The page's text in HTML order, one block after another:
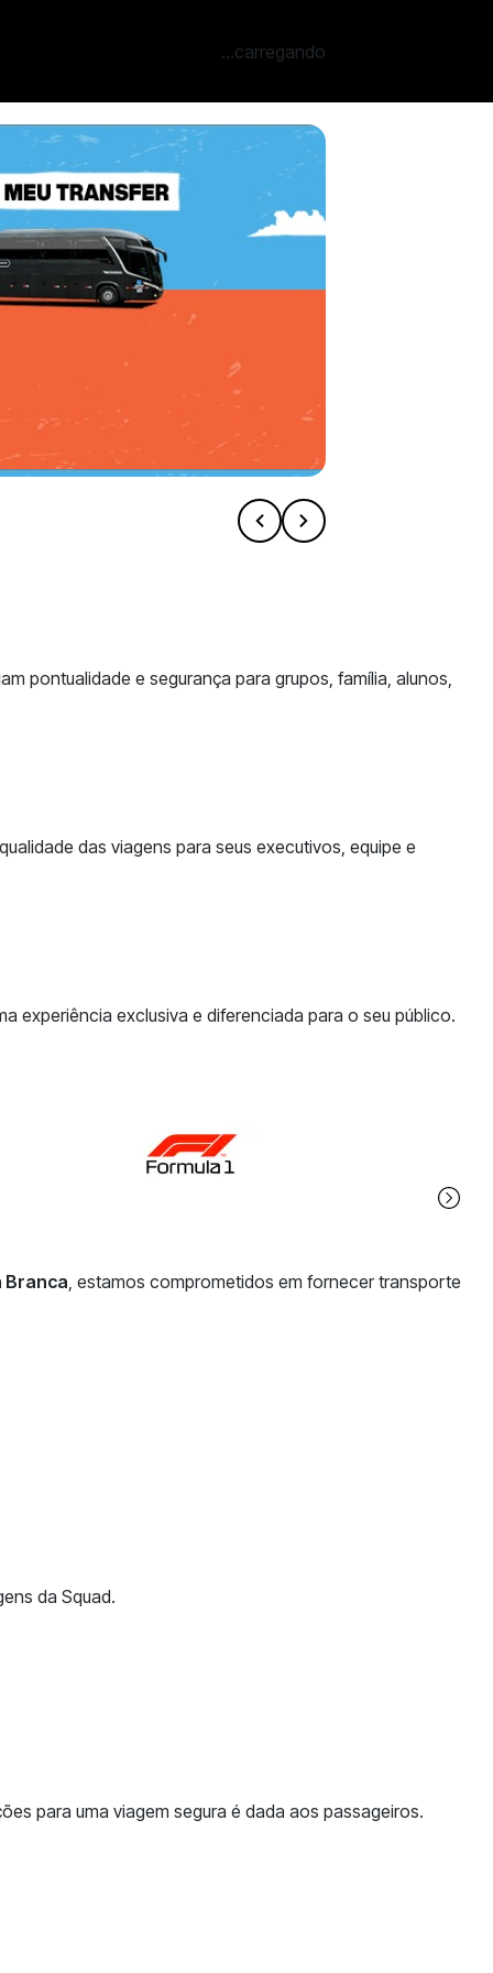
...carregando
pontualidade e segurança para grupos, família, alunos,
das viagens para seus executivos, equipe e
experiência exclusiva e diferenciada para o seu público.
Branca, estamos comprometidos em fornecer transporte
da Squad.
para uma viagem segura é dada aos passageiros.